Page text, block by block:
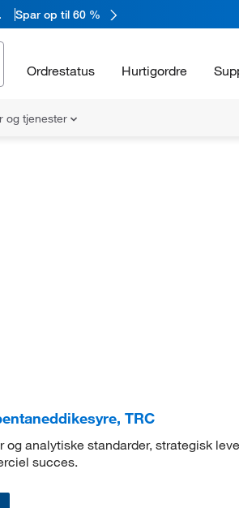
Spar op til 60 %
Ordrestatus Hurtigordre
og tjenester
TRC
analytiske standarder, strategisk
succes.